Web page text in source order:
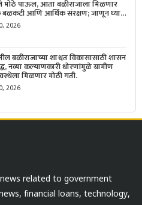
पाऊल, आता बळीराजाला मिळणार
आणि आर्थिक संरक्षण; जाणून घ्या
नवा संकल्प.
2026
बळीराजाच्या शाश्वत विकासासाठी शासन
नव्या कल्याणकारी धोरणांमुळे ग्रामीण
मिळणार मोठी गती.
2026
related to government
financial loans, technology,